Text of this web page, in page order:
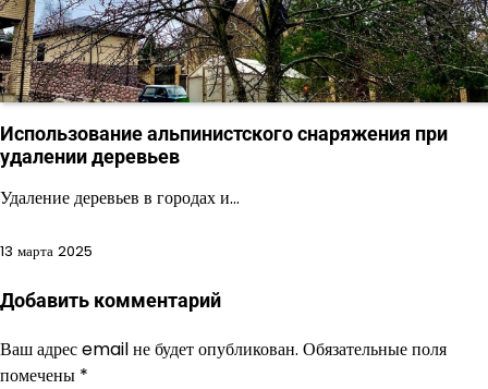
Использование альпинистского снаряжения при
удалении деревьев
Удаление деревьев в городах и…
13 марта 2025
Добавить комментарий
Ваш адрес email не будет опубликован. Обязательные поля
помечены *